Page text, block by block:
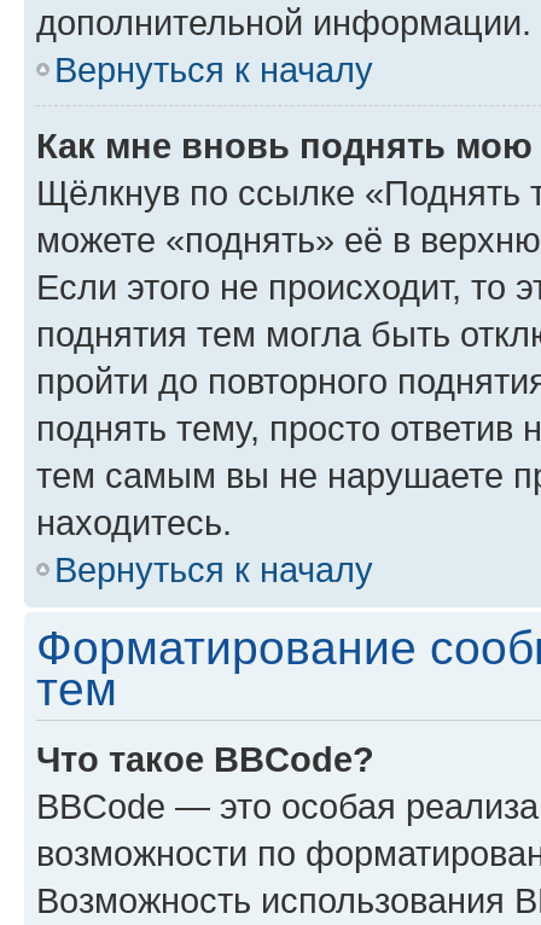
дополнительной информации.
Вернуться к началу
Как мне вновь поднять мою
Щёлкнув по ссылке «Поднять
можете «поднять» её в
Если этого не происходит, то
поднятия тем могла быть
пройти до повторного
поднять тему, просто ответив
тем самым вы не нарушаете
находитесь.
Вернуться к началу
Форматирование
тем
Что такое BBCode?
BBCode — это особая
возможности по
Возможность использования